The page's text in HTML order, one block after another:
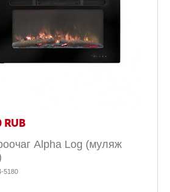
RUB
Alpha Log (муляж
5180